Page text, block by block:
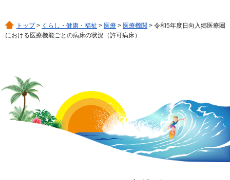
トップ> くらし・健康・福祉 > 医療 > 医療機関 > 令和5年度日向入郷医療圏
における医療機能ごとの病床の状況（許可病床）